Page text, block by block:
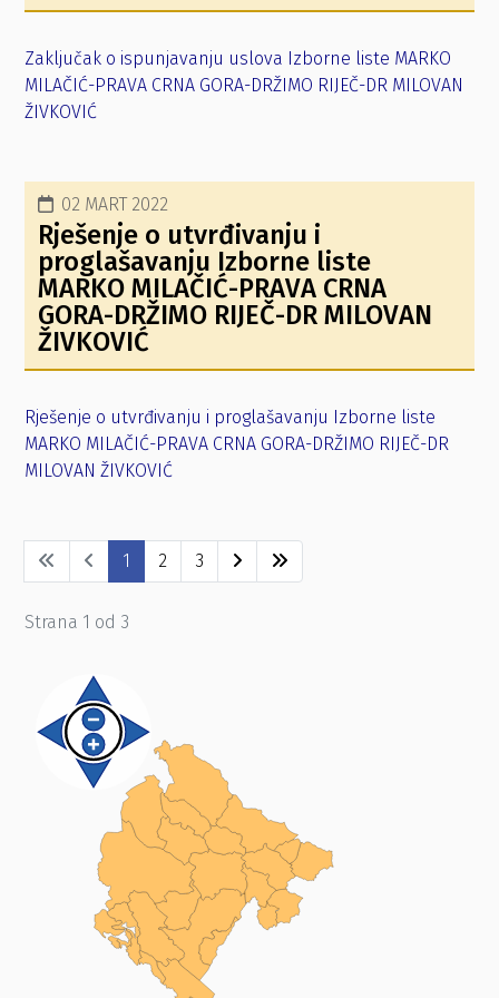
Zaključak o ispunjavanju uslova Izborne liste MARKO
MILAČIĆ-PRAVA CRNA GORA-DRŽIMO RIJEČ-DR MILOVAN
ŽIVKOVIĆ
02 MART 2022
Rješenje o utvrđivanju i
proglašavanju Izborne liste
MARKO MILAČIĆ-PRAVA CRNA
GORA-DRŽIMO RIJEČ-DR MILOVAN
ŽIVKOVIĆ
Rješenje o utvrđivanju i proglašavanju Izborne liste
MARKO MILAČIĆ-PRAVA CRNA GORA-DRŽIMO RIJEČ-DR
MILOVAN ŽIVKOVIĆ
1 2 3
Strana 1 od 3